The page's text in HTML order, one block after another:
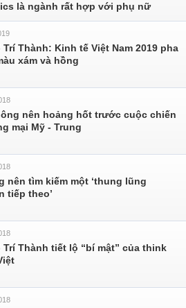
là ngành rất hợp với phụ nữ
Trí Thành: Kinh tế Việt Nam 2019 pha
xám và hồng
nên hoảng hốt trước cuộc chiến
mại Mỹ - Trung
nên tìm kiếm một ‘thung lũng
tiếp theo’
Trí Thành tiết lộ “bí mật” của think